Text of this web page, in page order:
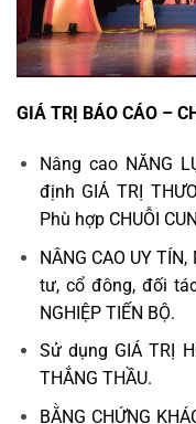
GIÁ TRỊ BÁO CÁO –
Nâng cao NĂNG
định GIÁ TRỊ
Phù hợp CHUỖI
NÂNG CAO UY
tư, cổ đông, đối
NGHIỆP TIẾN BỘ.
Sử dụng GIÁ TRỊ
THẮNG THẦU.
BẰNG CHỨNG